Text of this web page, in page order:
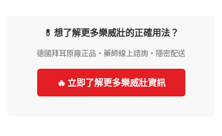
💊 想了解更多樂威壯的正確用法？
德國拜耳原廠正品・藥師線上諮詢・隱密配送
🔥 立即了解更多樂威壯資訊